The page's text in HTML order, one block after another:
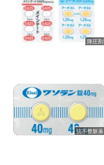
降圧剤
抗不整脈薬